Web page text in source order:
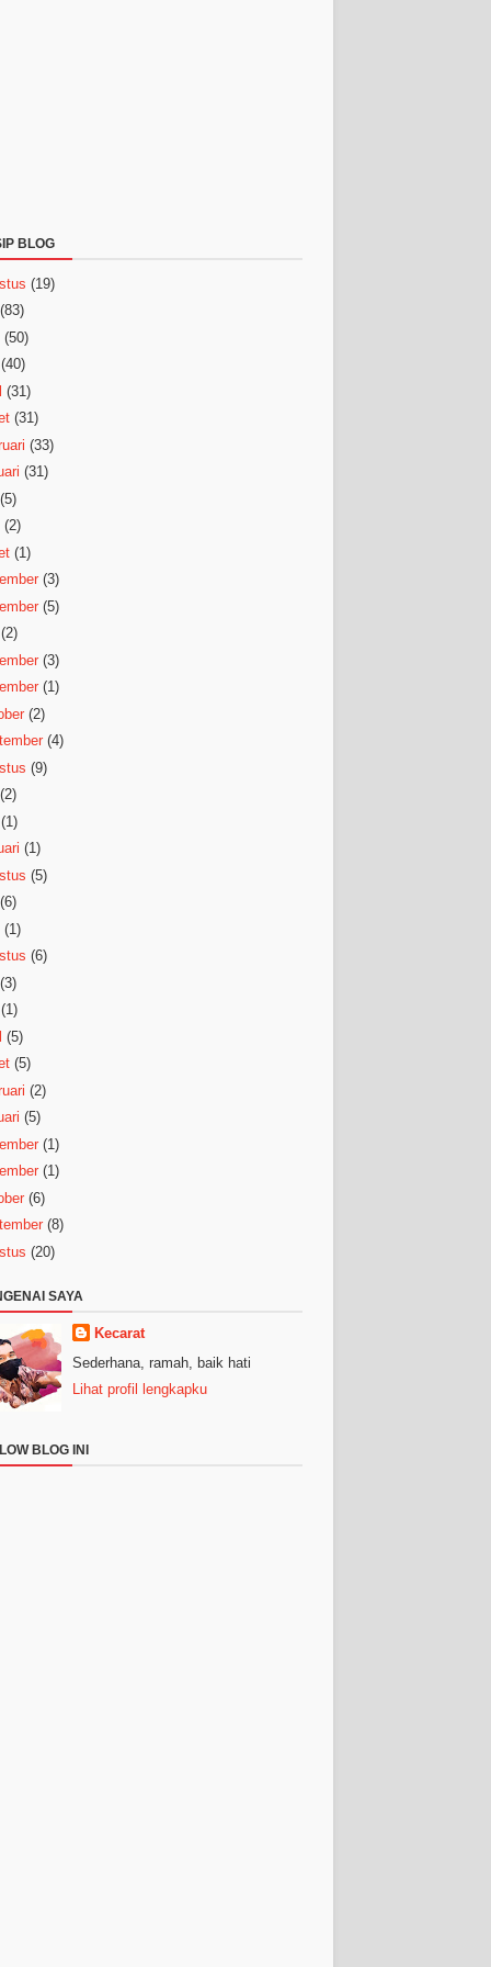
BLOG
(19)
(83)
(50)
(40)
(31)
(31)
(33)
(31)
(5)
(2)
(1)
(3)
(5)
(2)
(3)
(1)
(2)
(4)
(9)
(2)
(1)
(1)
(5)
(6)
(1)
(6)
(3)
(1)
(5)
(5)
(2)
(5)
(1)
(1)
(6)
(8)
(20)
SAYA
Kecarat
Sederhana, ramah, baik hati
Lihat profil lengkapku
BLOG INI